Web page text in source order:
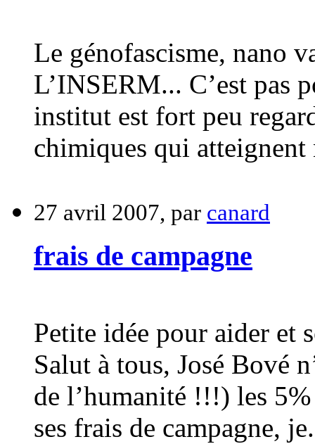
Le génofascisme, nano
L’INSERM... C’est pas
institut est fort peu
chimiques qui
27 avril 2007, par canard
frais de campagne
Petite idée pour aider et
Salut à tous, José Bové
de l’humanité !!!) les
ses frais de campagne,